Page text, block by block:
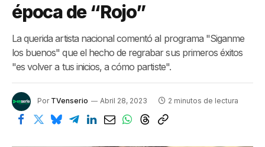
época de “Rojo”
La querida artista nacional comentó al programa "Siganme
los buenos" que el hecho de regrabar sus primeros éxitos
"es volver a tus inicios, a cómo partiste".
Por TVenserio Abril 28, 2023 2 minutos de lectura